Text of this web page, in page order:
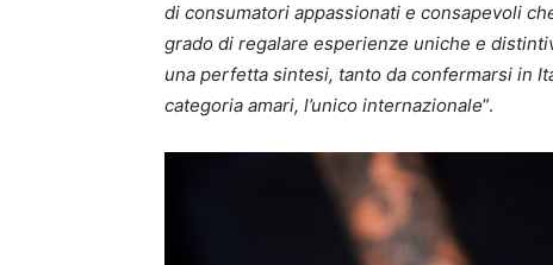
di consumatori appassionati e consapevoli
grado di regalare esperienze uniche e
una perfetta sintesi, tanto da confermarsi in
categoria amari, l’unico internazionale”.